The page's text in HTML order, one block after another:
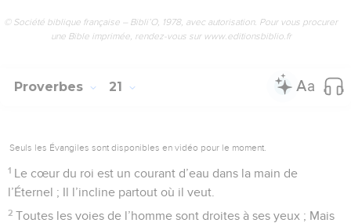
© Société biblique française – Bibli’O, 1978, avec autorisation. Pour vous procurer
une Bible imprimée, rendez-vous sur www.editionsbiblio.fr
Proverbes 21
Seuls les Évangiles sont disponibles en vidéo pour le moment.
1 Le cœur du roi est un courant d’eau dans la main de
l’Éternel ; Il l’incline partout où il veut.
2 Toutes les voies de l’homme sont droites à ses yeux ; Mais